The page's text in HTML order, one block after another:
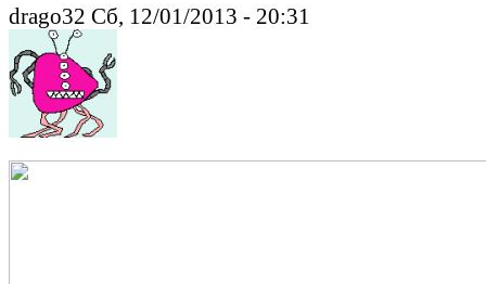
drago32 Сб, 12/01/2013 - 20:31